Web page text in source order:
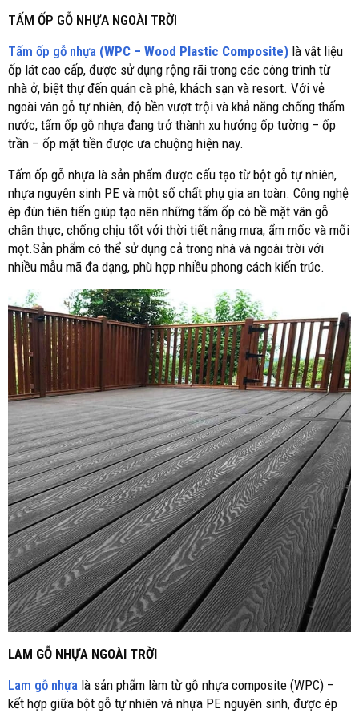
TẤM ỐP GỖ NHỰA NGOÀI TRỜI
Tấm ốp gỗ nhựa (WPC – Wood Plastic Composite) là vật liệu
ốp lát cao cấp, được sử dụng rộng rãi trong các công trình từ
nhà ở, biệt thự đến quán cà phê, khách sạn và resort. Với vẻ
ngoài vân gỗ tự nhiên, độ bền vượt trội và khả năng chống thấm
nước, tấm ốp gỗ nhựa đang trở thành xu hướng ốp tường – ốp
trần – ốp mặt tiền được ưa chuộng hiện nay.
Tấm ốp gỗ nhựa là sản phẩm được cấu tạo từ bột gỗ tự nhiên,
nhựa nguyên sinh PE và một số chất phụ gia an toàn. Công nghệ
ép đùn tiên tiến giúp tạo nên những tấm ốp có bề mặt vân gỗ
chân thực, chống chịu tốt với thời tiết nắng mưa, ẩm mốc và mối
mọt.Sản phẩm có thể sử dụng cả trong nhà và ngoài trời với
nhiều mẫu mã đa dạng, phù hợp nhiều phong cách kiến trúc.
LAM GỖ NHỰA NGOÀI TRỜI
Lam gỗ nhựa là sản phẩm làm từ gỗ nhựa composite (WPC) –
kết hợp giữa bột gỗ tự nhiên và nhựa PE nguyên sinh, được ép